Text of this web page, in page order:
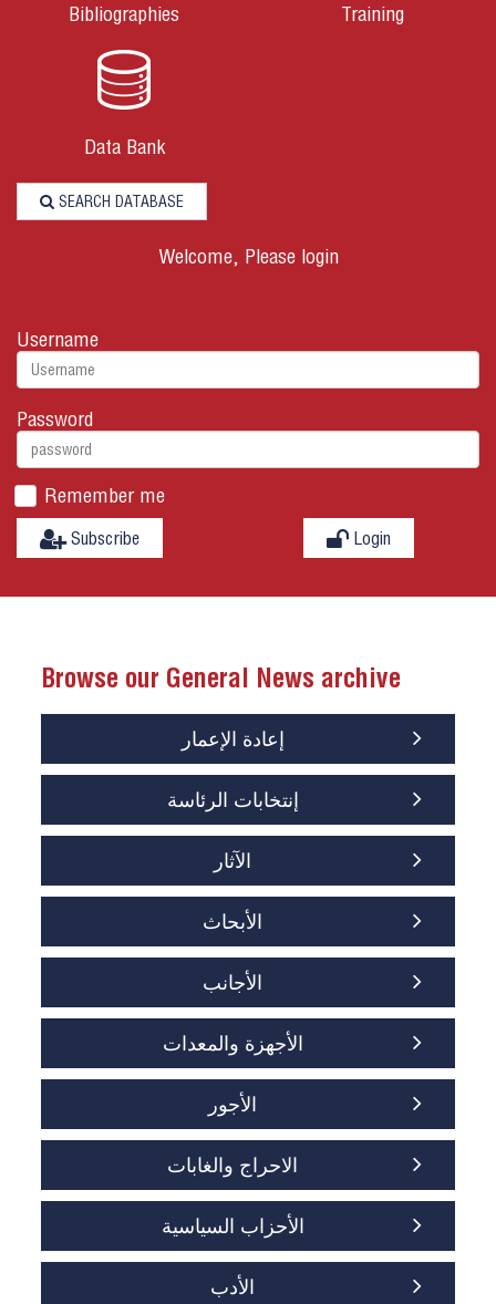
Bibliographies Training
Data Bank
SEARCH DATABASE
Welcome, Please login
Username
Password
Remember me
Subscribe Login
Browse our General News archive
إعادة الإعمار
إنتخابات الرئاسة
الآثار
الأبحاث
الأجانب
الأجهزة والمعدات
الأجور
الاحراج والغابات
الأحزاب السياسية
الأدب